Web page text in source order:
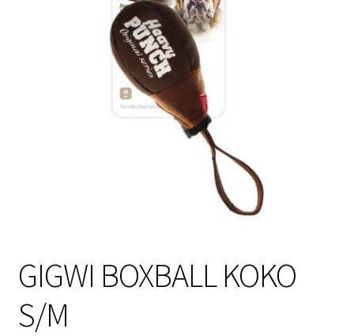
Tietosuojaseloste
GIGWI BOXBALL KOKO
S/M